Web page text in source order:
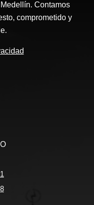
Contamos
comprometido y